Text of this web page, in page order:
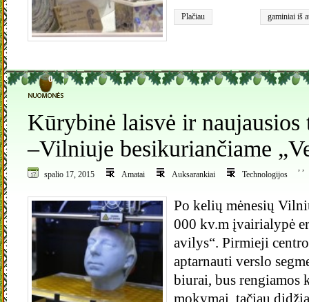
Plačiau gaminiai iš
0
Kūrybinė laisvė ir naujausios
–Vilniuje besikuriančiame
spalio 17, 2015 Amatai
,
Auksarankiai
,
Technologijos
Po kelių mėnesių
000 kv.m įvairialypė
avilys“. Pirmieji
aptarnauti verslo
biurai, bus rengiamos
mokymai, tačiau